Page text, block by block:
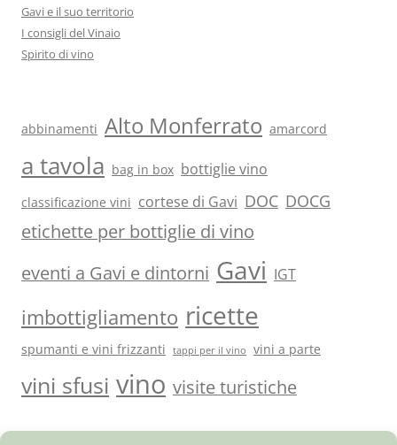
Gavi e il suo territorio
I consigli del Vinaio
Spirito di vino
abbinamenti Alto Monferrato amarcord
a tavola bag in box bottiglie vino
classificazione vini cortese di Gavi DOC DOCG
etichette per bottiglie di vino
eventi a Gavi e dintorni Gavi IGT
imbottigliamento ricette
spumanti e vini frizzanti tappi per il vino vini a parte
vini sfusi vino visite turistiche